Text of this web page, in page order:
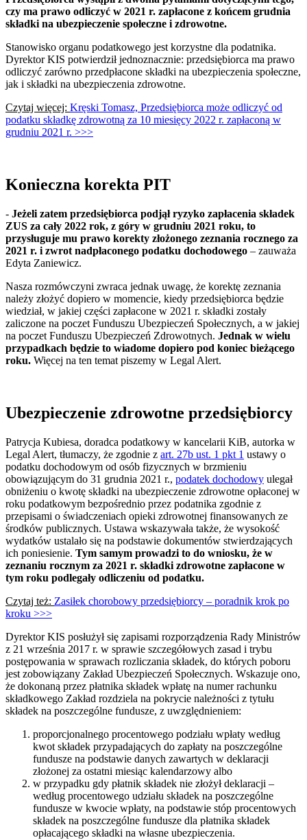
czy ma prawo odliczyć w 2021 r. zapłacone z końcem grudnia
składki na ubezpieczenie społeczne i zdrowotne.
Stanowisko organu podatkowego jest korzystne dla podatnika.
Dyrektor KIS potwierdził jednoznacznie: przedsiębiorca ma prawo
odliczyć zarówno przedpłacone składki na ubezpieczenia społeczne,
jak i składki na ubezpieczenia zdrowotne.
Czytaj więcej: Kręski Tomasz, Przedsiębiorca może odliczyć od
podatku składkę zdrowotną za 10 miesięcy 2022 r. zapłaconą w
grudniu 2021 r. >>>
Konieczna korekta PIT
- Jeżeli zatem przedsiębiorca podjął ryzyko zapłacenia składek
ZUS za cały 2022 rok, z góry w grudniu 2021 roku, to
przysługuje mu prawo korekty złożonego zeznania rocznego za
2021 r. i zwrot nadpłaconego podatku dochodowego – zauważa
Edyta Zaniewicz.
Nasza rozmówczyni zwraca jednak uwagę, że korektę zeznania
należy złożyć dopiero w momencie, kiedy przedsiębiorca będzie
wiedział, w jakiej części zapłacone w 2021 r. składki zostały
zaliczone na poczet Funduszu Ubezpieczeń Społecznych, a w jakiej
na poczet Funduszu Ubezpieczeń Zdrowotnych. Jednak w wielu
przypadkach będzie to wiadome dopiero pod koniec bieżącego
roku. Więcej na ten temat piszemy w Legal Alert.
Ubezpieczenie zdrowotne przedsiębiorcy
Patrycja Kubiesa, doradca podatkowy w kancelarii KiB, autorka w
Legal Alert, tłumaczy, że zgodnie z art. 27b ust. 1 pkt 1 ustawy o
podatku dochodowym od osób fizycznych w brzmieniu
obowiązującym do 31 grudnia 2021 r., podatek dochodowy ulegał
obniżeniu o kwotę składki na ubezpieczenie zdrowotne opłaconej w
roku podatkowym bezpośrednio przez podatnika zgodnie z
przepisami o świadczeniach opieki zdrowotnej finansowanych ze
środków publicznych. Ustawa wskazywała także, że wysokość
wydatków ustalało się na podstawie dokumentów stwierdzających
ich poniesienie. Tym samym prowadzi to do wniosku, że w
zeznaniu rocznym za 2021 r. składki zdrowotne zapłacone w
tym roku podlegały odliczeniu od podatku.
Czytaj też: Zasiłek chorobowy przedsiębiorcy – poradnik krok po
kroku >>>
Dyrektor KIS posłużył się zapisami rozporządzenia Rady Ministrów
z 21 września 2017 r. w sprawie szczegółowych zasad i trybu
postępowania w sprawach rozliczania składek, do których poboru
jest zobowiązany Zakład Ubezpieczeń Społecznych. Wskazuje ono,
że dokonaną przez płatnika składek wpłatę na numer rachunku
składkowego Zakład rozdziela na pokrycie należności z tytułu
składek na poszczególne fundusze, z uwzględnieniem:
proporcjonalnego procentowego podziału wpłaty według
kwot składek przypadających do zapłaty na poszczególne
fundusze na podstawie danych zawartych w deklaracji
złożonej za ostatni miesiąc kalendarzowy albo
w przypadku gdy płatnik składek nie złożył deklaracji –
według procentowego udziału składek na poszczególne
fundusze w kwocie wpłaty, na podstawie stóp procentowych
składek na poszczególne fundusze dla płatnika składek
opłacającego składki na własne ubezpieczenia.